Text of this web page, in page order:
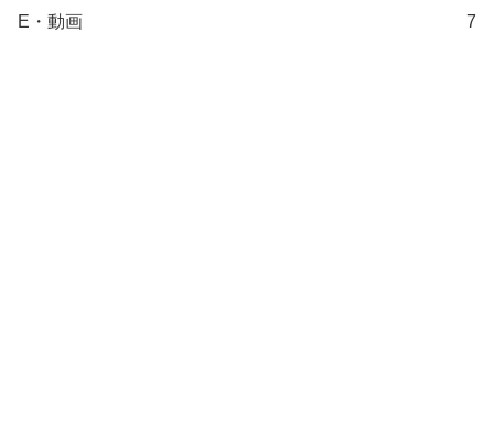
E・動画
7